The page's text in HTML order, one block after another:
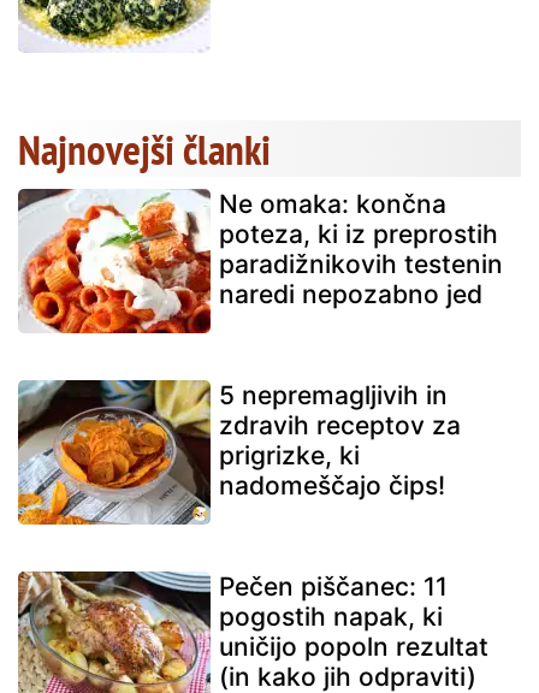
Najnovejši članki
Ne omaka: končna
poteza, ki iz preprostih
paradižnikovih testenin
naredi nepozabno jed
5 nepremagljivih in
zdravih receptov za
prigrizke, ki
nadomeščajo čips!
Pečen piščanec: 11
pogostih napak, ki
uničijo popoln rezultat
(in kako jih odpraviti)